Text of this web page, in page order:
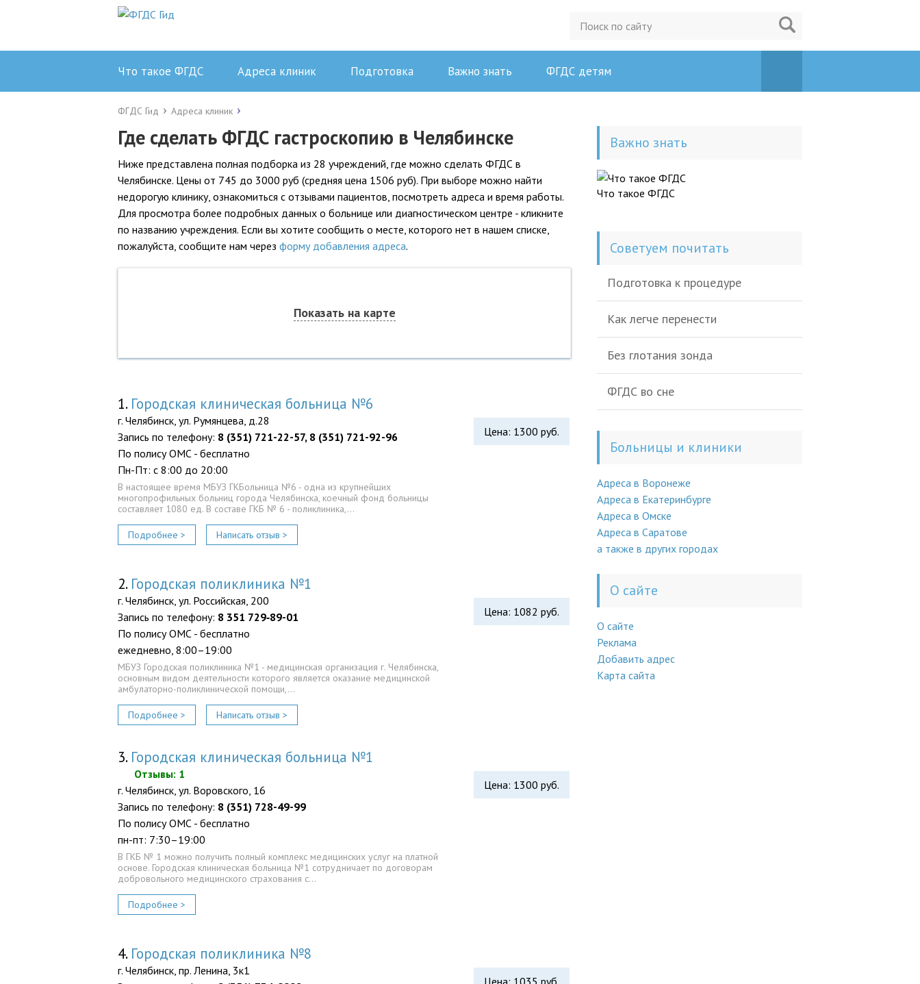
Что такое ФГДС Адреса клиник Подготовка Важно знать ФГДС детям
ФГДС Гид Адреса клиник
Где сделать ФГДС гастроскопию в Челябинске
Ниже представлена полная подборка из 28 учреждений, где можно сделать ФГДС в
Челябинске. Цены от 745 до 3000 руб (средняя цена 1506 руб). При выборе можно найти
недорогую клинику, ознакомиться с отзывами пациентов, посмотреть адреса и время работы.
Для просмотра более подробных данных о больнице или диагностическом центре - кликните
по названию учреждения. Если вы хотите сообщить о месте, которого нет в нашем списке,
пожалуйста, сообщите нам через форму добавления адреса.
Показать на карте
1. Городская клиническая больница №6
Цена: 1300 руб.
г. Челябинск, ул. Румянцева, д.28
Запись по телефону: 8 (351) 721-22-57, 8 (351) 721-92-96
По полису ОМС - бесплатно
Пн-Пт: с 8:00 до 20:00
В настоящее время МБУЗ ГКБольница №6 - одна из крупнейших
многопрофильных больниц города Челябинска, коечный фонд больницы
составляет 1080 ед. В составе ГКБ № 6 - поликлиника,…
Подробнее > Написать отзыв >
2. Городская поликлиника №1
Цена: 1082 руб.
г. Челябинск, ул. Российская, 200
Запись по телефону: 8 351 729‑89-01
По полису ОМС - бесплатно
ежедневно, 8:00–19:00
МБУЗ Городская поликлиника №1 - медицинская организация г. Челябинска,
основным видом деятельности которого является оказание медицинской
амбулаторно-поликлинической помощи,…
Подробнее > Написать отзыв >
3. Городская клиническая больница №1
Цена: 1300 руб.
Отзывы: 1
г. Челябинск, ул. Воровского, 16
Запись по телефону: 8 (351) 728-49-99
По полису ОМС - бесплатно
пн-пт: 7:30–19:00
В ГКБ № 1 можно получить полный комплекс медицинских услуг на платной
основе. Городская клиническая больница №1 сотрудничает по договорам
добровольного медицинского страхования с…
Подробнее >
4. Городская поликлиника №8
Цена: 1035 руб.
г. Челябинск, пр. Ленина, 3к1
Важно знать
Что такое ФГДС
Советуем почитать
Подготовка к процедуре
Как легче перенести
Без глотания зонда
ФГДС во сне
Больницы и клиники
Адреса в Воронеже
Адреса в Екатеринбурге
Адреса в Омске
Адреса в Саратове
а также в других городах
О сайте
О сайте
Реклама
Добавить адрес
Карта сайта